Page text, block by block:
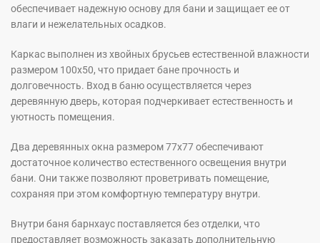
обеспечивает надежную основу для бани и защищает ее от
влаги и нежелательных осадков.
Каркас выполнен из хвойных брусьев естественной влажности
размером 100х50, что придает бане прочность и
долговечность. Вход в баню осуществляется через
деревянную дверь, которая подчеркивает естественность и
уютность помещения.
Два деревянных окна размером 77х77 обеспечивают
достаточное количество естественного освещения внутри
бани. Они также позволяют проветривать помещение,
сохраняя при этом комфортную температуру внутри.
Внутри баня барнхаус поставляется без отделки, что
предоставляет возможность заказать дополнительную